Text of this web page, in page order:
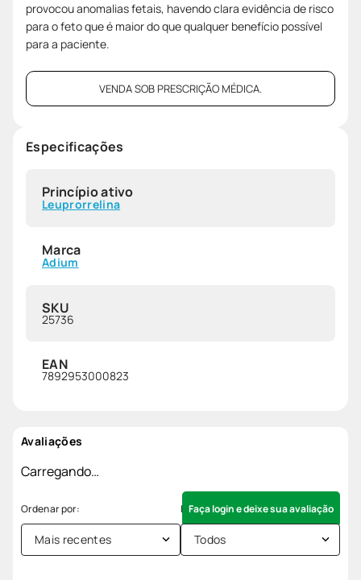
provocou anomalias fetais, havendo clara evidência de risco
para o feto que é maior do que qualquer benefício possível
para a paciente.
VENDA SOB PRESCRIÇÃO MÉDICA.
Especificações
Princípio ativo
Leuprorrelina
Marca
Adium
SKU
25736
EAN
7892953000823
Avaliações
Carregando…
Faça login e deixe sua avaliação
Mais recentes Todos